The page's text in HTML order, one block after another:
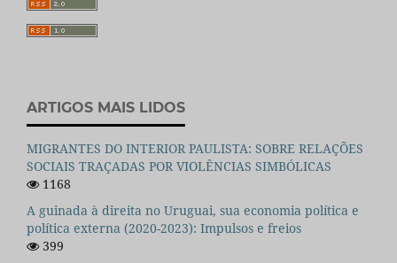
ARTIGOS MAIS LIDOS
MIGRANTES DO INTERIOR PAULISTA: SOBRE RELAÇÕES
SOCIAIS TRAÇADAS POR VIOLÊNCIAS SIMBÓLICAS
1168
A guinada à direita no Uruguai, sua economia política e
política externa (2020-2023): Impulsos e freios
399